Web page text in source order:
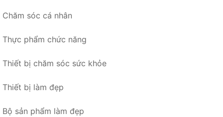
Chăm sóc cá nhân
Thực phẩm chức năng
Thiết bị chăm sóc sức khỏe
Thiết bị làm đẹp
Bộ sản phẩm làm đẹp